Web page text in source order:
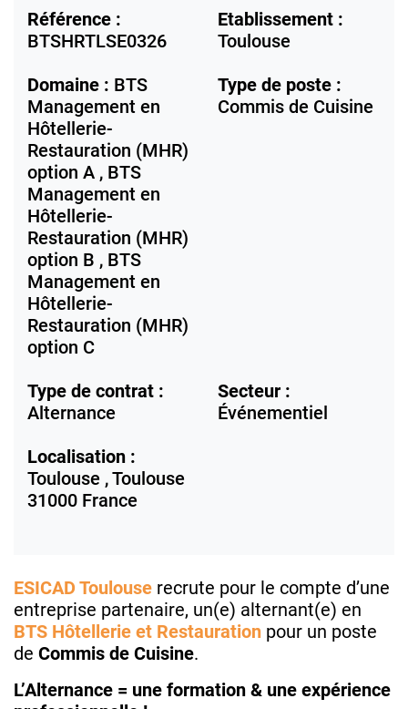
Référence :
BTSHRTLSE0326
Etablissement :
Toulouse
Domaine : BTS
Management en
Hôtellerie-
Restauration (MHR)
option A , BTS
Management en
Hôtellerie-
Restauration (MHR)
option B , BTS
Management en
Hôtellerie-
Restauration (MHR)
option C
Type de poste :
Commis de Cuisine
Type de contrat :
Alternance
Secteur :
Événementiel
Localisation :
Toulouse ,Toulouse
31000 France
ESICAD Toulouse recrute pour le compte d’une
entreprise partenaire, un(e) alternant(e) en
BTS Hôtellerie et Restauration pour un poste
de Commis de Cuisine.
L’Alternance = une formation & une expérience